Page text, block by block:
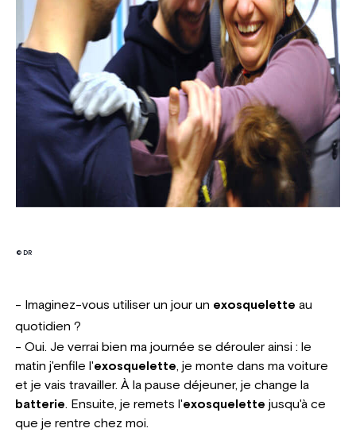
© DR
- Imaginez-vous utiliser un jour un exosquelette au
quotidien ?
- Oui. Je verrai bien ma journée se dérouler ainsi : le
matin j'enfile l'exosquelette, je monte dans ma voiture
et je vais travailler. À la pause déjeuner, je change la
batterie. Ensuite, je remets l'exosquelette jusqu'à ce
que je rentre chez moi.